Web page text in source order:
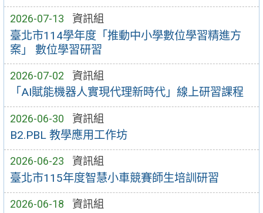
2026-07-13 資訊組
臺北市114學年度「推動中小學數位學習精進方
案」 數位學習研習
2026-07-02 資訊組
「AI賦能機器人實現代理新時代」線上研習課程
2026-06-30 資訊組
B2.PBL 教學應用工作坊
2026-06-23 資訊組
臺北市115年度智慧小車競賽師生培訓研習
2026-06-18 資訊組